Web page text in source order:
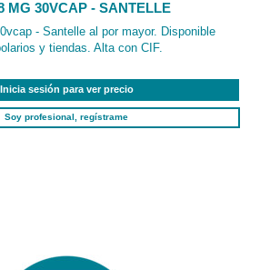
MG 30VCAP - SANTELLE
- Santelle al por mayor. Disponible
y tiendas. Alta con CIF.
Inicia sesión para ver precio
Soy profesional, regístrame